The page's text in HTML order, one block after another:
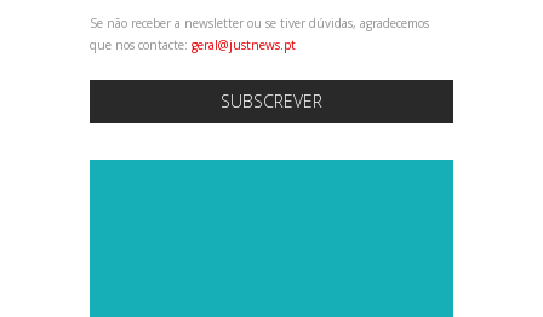
Se não receber a newsletter ou se tiver dúvidas, agradecemos
que nos contacte: geral@justnews.pt
SUBSCREVER